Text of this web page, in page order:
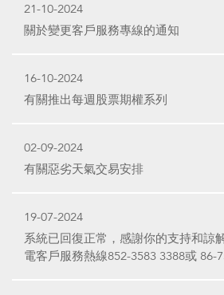
21-10-2024
關於變更客戶服務專線的通知
16-10-2024
有關推出每週股票期權系列
02-09-2024
有關惡劣天氣交易安排
19-07-2024
系統已回復正常，感謝你的支持和諒
電客戶服務熱線852-3583 3388或 86-